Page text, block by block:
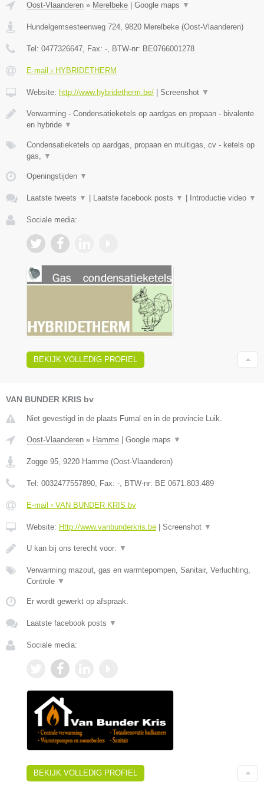
Oost-Vlaanderen » Merelbeke Google maps ▼
Hundelgemsesteenweg 724, 9820 Merelbeke (Oost-Vlaanderen)
Tel: 0477326647, Fax: -, BTW-nr: BE0766001278
E-mail › HYBRIDETHERM
Website: http://www.hybridetherm.be/ Screenshot ▼
Verwarming - Condensatieketels op aardgas en propaan - bivalente
en hybride ▼
Condensatieketels op aardgas, propaan en multigas, cv - ketels op
gas, ▼
Openingstijden ▼
Laatste tweets ▼ Laatste facebook posts ▼ Introductie video ▼
Sociale media:
BEKIJK VOLLEDIG PROFIEL
VAN BUNDER KRIS bv
Niet gevestigd in de plaats Fumal en in de provincie Luik.
Oost-Vlaanderen » Hamme Google maps ▼
Zogge 95, 9220 Hamme (Oost-Vlaanderen)
Tel: 0032477557890, Fax: -, BTW-nr: BE 0671.803.489
E-mail › VAN BUNDER KRIS bv
Website: Http://www.vanbunderkris.be Screenshot ▼
U kan bij ons terecht voor: ▼
Verwarming mazout, gas en warmtepompen, Sanitair, Verluchting,
Controle ▼
Er wordt gewerkt op afspraak.
Laatste facebook posts ▼
Sociale media:
BEKIJK VOLLEDIG PROFIEL